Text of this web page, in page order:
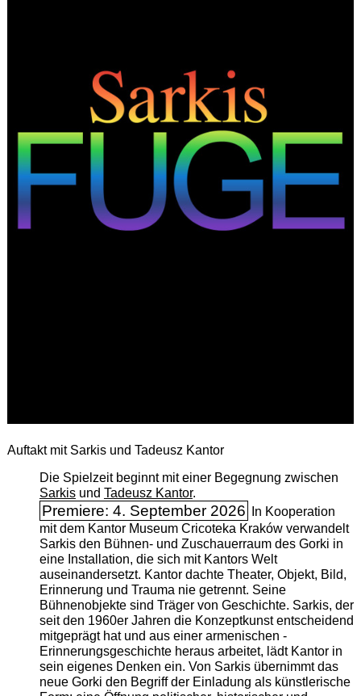
Auftakt mit Sarkis und Tadeusz Kantor
Die Spielzeit beginnt mit einer Begegnung zwischen
Sarkisund Tadeusz Kantor.
Premiere: 4. September 2026
In Kooperation
mit dem Kantor Museum Cricoteka Kraków verwandelt
Sarkis den Bühnen- und Zuschauerraum des Gorki in
eine Installation, die sich mit Kantors Welt
auseinandersetzt. Kantor dachte Theater, Objekt, Bild,
Erinnerung und Trauma nie getrennt. Seine
Bühnenobjekte sind Träger von Geschichte. Sarkis, der
seit den 1960er Jahren die Konzeptkunst entscheidend
mitgeprägt hat und aus einer armenischen ­
Erinnerungsgeschichte heraus arbeitet, lädt Kantor in
sein eigenes Denken ein. Von Sarkis übernimmt das
neue Gorki den Begriff der Einladung als künstlerische